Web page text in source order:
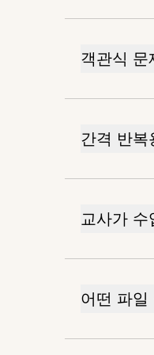
객관식 문
간격 반복
교사가 수
어떤 파일